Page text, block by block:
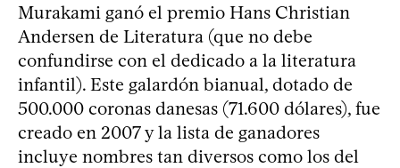
Murakami ganó el premio Hans Christian
Andersen de Literatura (que no debe
confundirse con el dedicado a la literatura
infantil). Este galardón bianual, dotado de
500.000 coronas danesas (71.600 dólares), fue
creado en 2007 y la lista de ganadores
incluye nombres tan diversos como los del